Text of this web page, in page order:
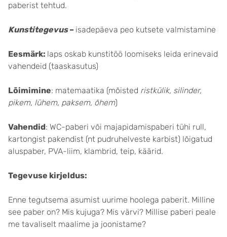
paberist tehtud.
Kunstitegevus– isadepäeva peo kutsete valmistamine
Eesmärk: laps oskab kunstitöö loomiseks leida erinevaid
vahendeid (taaskasutus)
Lõimimine: matemaatika (mõisted ristkülik, silinder,
pikem, lühem, paksem, õhem)
Vahendid: WC-paberi või majapidamispaberi tühi rull,
kartongist pakendist (nt pudruhelveste karbist) lõigatud
aluspaber, PVA-liim, klambrid, teip, käärid.
Tegevuse kirjeldus:
Enne tegutsema asumist uurime hoolega paberit. Milline
see paber on? Mis kujuga? Mis värvi? Millise paberi peale
me tavaliselt maalime ja joonistame?